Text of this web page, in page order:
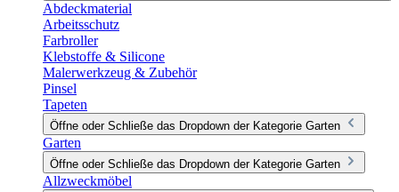
Abdeckmaterial
Arbeitsschutz
Farbroller
Klebstoffe & Silicone
Malerwerkzeug & Zubehör
Pinsel
Tapeten
Öffne oder Schließe das Dropdown der Kategorie Garten
Garten
Öffne oder Schließe das Dropdown der Kategorie Garten
Allzweckmöbel